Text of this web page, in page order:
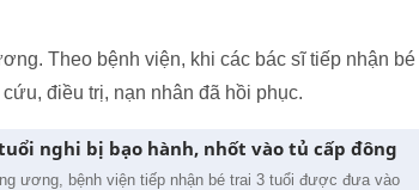
Theo bệnh viện, khi các bác sĩ tiếp nhận bé
điều trị, nạn nhân đã hồi phục.
nghi bị bạo hành, nhốt vào tủ cấp đông
ương, bệnh viện tiếp nhận bé trai 3 tuổi được đưa vào